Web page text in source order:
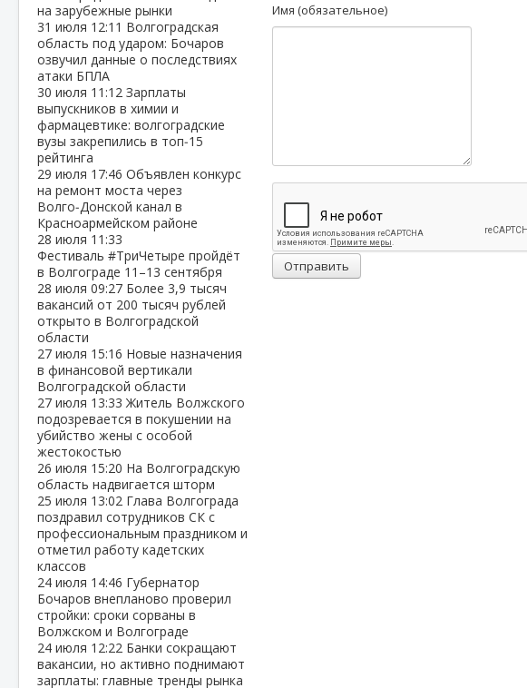
на зарубежные рынки
31 июля 12:11 Волгоградская
область под ударом: Бочаров
озвучил данные о последствиях
атаки БПЛА
30 июля 11:12 Зарплаты
выпускников в химии и
фармацевтике: волгоградские
вузы закрепились в топ‑15
рейтинга
29 июля 17:46 Объявлен конкурс
на ремонт моста через
Волго‑Донской канал в
Красноармейском районе
28 июля 11:33
Фестиваль #ТриЧетыре пройдёт
в Волгограде 11–13 сентября
28 июля 09:27 Более 3,9 тысяч
вакансий от 200 тысяч рублей
открыто в Волгоградской
области
27 июля 15:16 Новые назначения
в финансовой вертикали
Волгоградской области
27 июля 13:33Житель Волжского
подозревается в покушении на
убийство жены с особой
жестокостью
26 июля 15:20 На Волгоградскую
область надвигается шторм
25 июля 13:02 Глава Волгограда
поздравил сотрудников СК с
профессиональным праздником и
отметил работу кадетских
классов
24 июля 14:46 Губернатор
Бочаров внепланово проверил
стройки: сроки сорваны в
Волжском и Волгограде
24 июля 12:22 Банки сокращают
вакансии, но активно поднимают
зарплаты: главные тренды рынка
Имя (обязательное)
Отправить